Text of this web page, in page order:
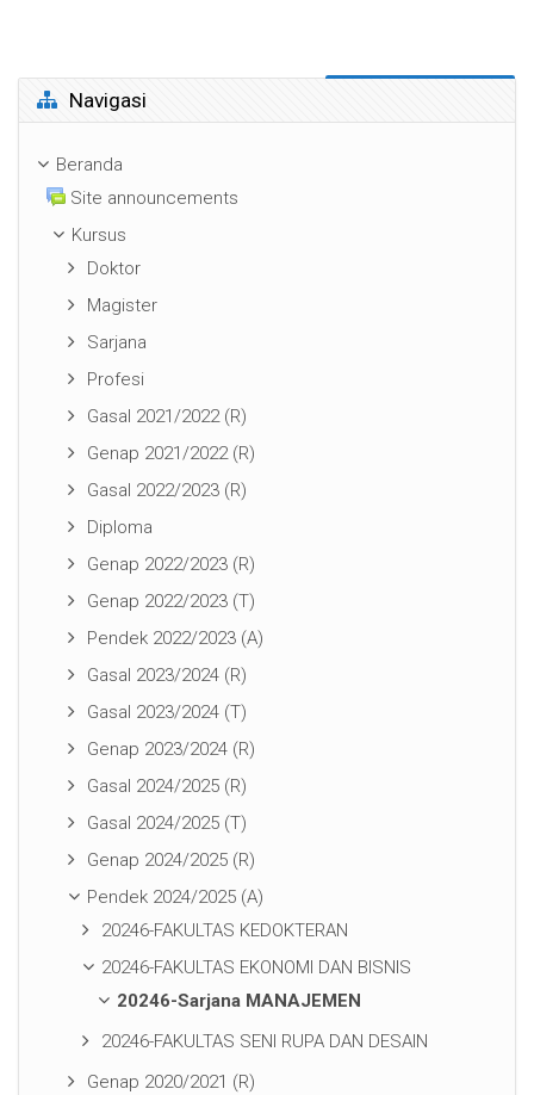
Abaikan Navigasi
Navigasi
Beranda
Site announcements
Kursus
Doktor
Magister
Sarjana
Profesi
Gasal 2021/2022 (R)
Genap 2021/2022 (R)
Gasal 2022/2023 (R)
Diploma
Genap 2022/2023 (R)
Genap 2022/2023 (T)
Pendek 2022/2023 (A)
Gasal 2023/2024 (R)
Gasal 2023/2024 (T)
Genap 2023/2024 (R)
Gasal 2024/2025 (R)
Gasal 2024/2025 (T)
Genap 2024/2025 (R)
Pendek 2024/2025 (A)
20246-FAKULTAS KEDOKTERAN
20246-FAKULTAS EKONOMI DAN BISNIS
20246-Sarjana MANAJEMEN
20246-FAKULTAS SENI RUPA DAN DESAIN
Genap 2020/2021 (R)